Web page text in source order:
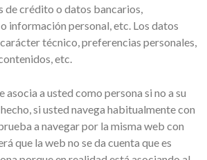
de crédito o datos bancarios,
información personal, etc. Los datos
técnico, preferencias personales,
etc.
asocia a usted como persona si no a su
si usted navega habitualmente con
a navegar por la misma web con
que la web no se da cuenta que es